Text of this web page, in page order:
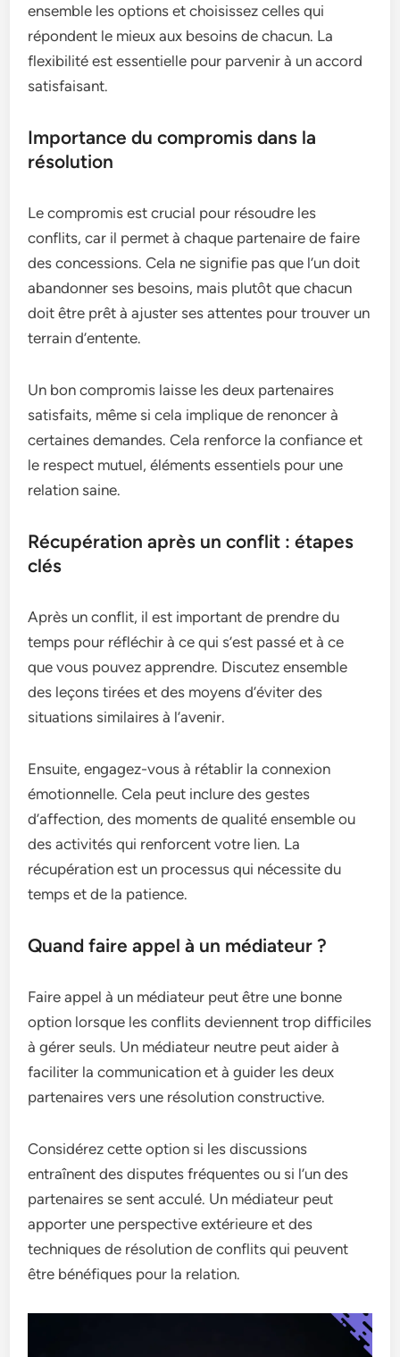
ensemble les options et choisissez celles qui
répondent le mieux aux besoins de chacun. La
flexibilité est essentielle pour parvenir à un accord
satisfaisant.
Importance du compromis dans la
résolution
Le compromis est crucial pour résoudre les
conflits, car il permet à chaque partenaire de faire
des concessions. Cela ne signifie pas que l’un doit
abandonner ses besoins, mais plutôt que chacun
doit être prêt à ajuster ses attentes pour trouver un
terrain d’entente.
Un bon compromis laisse les deux partenaires
satisfaits, même si cela implique de renoncer à
certaines demandes. Cela renforce la confiance et
le respect mutuel, éléments essentiels pour une
relation saine.
Récupération après un conflit : étapes
clés
Après un conflit, il est important de prendre du
temps pour réfléchir à ce qui s’est passé et à ce
que vous pouvez apprendre. Discutez ensemble
des leçons tirées et des moyens d’éviter des
situations similaires à l’avenir.
Ensuite, engagez-vous à rétablir la connexion
émotionnelle. Cela peut inclure des gestes
d’affection, des moments de qualité ensemble ou
des activités qui renforcent votre lien. La
récupération est un processus qui nécessite du
temps et de la patience.
Quand faire appel à un médiateur ?
Faire appel à un médiateur peut être une bonne
option lorsque les conflits deviennent trop difficiles
à gérer seuls. Un médiateur neutre peut aider à
faciliter la communication et à guider les deux
partenaires vers une résolution constructive.
Considérez cette option si les discussions
entraînent des disputes fréquentes ou si l’un des
partenaires se sent acculé. Un médiateur peut
apporter une perspective extérieure et des
techniques de résolution de conflits qui peuvent
être bénéfiques pour la relation.